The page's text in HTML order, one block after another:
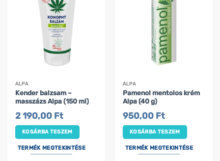
ALPA
Kender balzsam –
masszázs Alpa (150 ml)
2 190,00 Ft
KOSÁRBA TESZEM
TERMÉK MEGTEKINTÉSE
ALPA
Pamenol mentolos krém
Alpa (40 g)
950,00 Ft
KOSÁRBA TESZEM
TERMÉK MEGTEKINTÉSE